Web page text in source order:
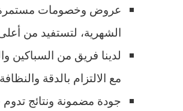
عروض وخصومات مستمرة
الشهرية، لتستفيد من
لدينا فريق من السباكين
مع الالتزام بالدقة
جودة مضمونة ونتائج